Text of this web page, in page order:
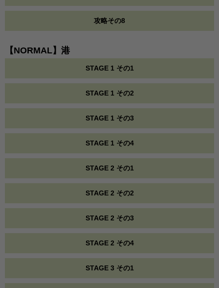
攻略その8
【NORMAL】港
STAGE 1 その1
STAGE 1 その2
STAGE 1 その3
STAGE 1 その4
STAGE 2 その1
STAGE 2 その2
STAGE 2 その3
STAGE 2 その4
STAGE 3 その1